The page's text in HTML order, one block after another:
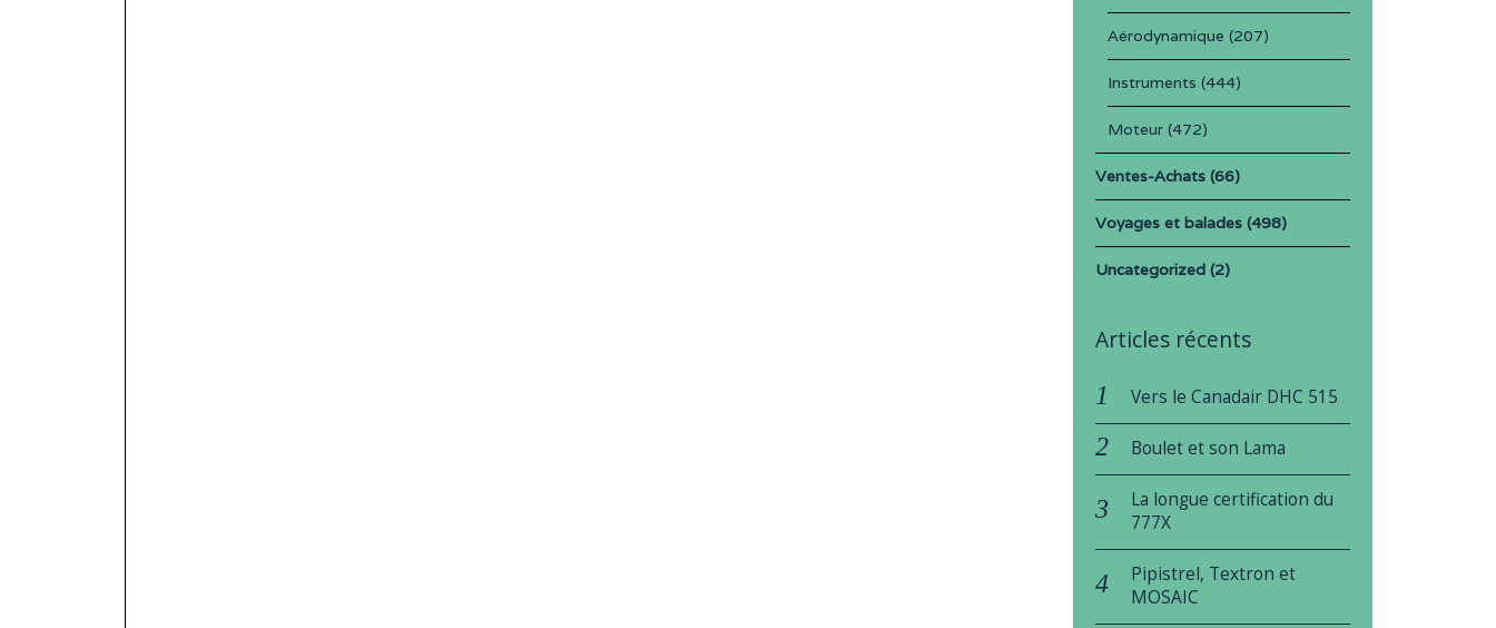
Aérodynamique (207)
Instruments (444)
Moteur(472)
Ventes-Achats(66)
Voyages et balades(498)
Uncategorized(2)
Articles récents
Vers le Canadair DHC 515
Boulet et son Lama
La longue certification du
777X
Pipistrel, Textron et
MOSAIC